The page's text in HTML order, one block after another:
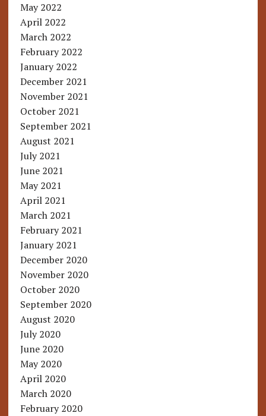
May 2022
April 2022
March 2022
February 2022
January 2022
December 2021
November 2021
October 2021
September 2021
August 2021
July 2021
June 2021
May 2021
April 2021
March 2021
February 2021
January 2021
December 2020
November 2020
October 2020
September 2020
August 2020
July 2020
June 2020
May 2020
April 2020
March 2020
February 2020